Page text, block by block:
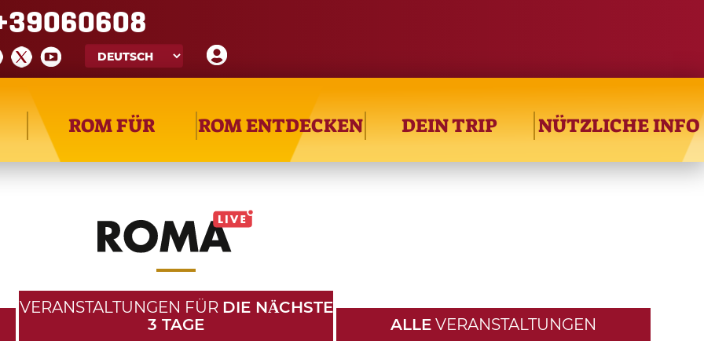
ROM FÜR ROM ENTDECKEN DEIN TRIP NÜTZLICHE INFO
VERANSTALTUNGEN FÜR DIE NӒCHSTE
3 TAGE
ALLE VERANSTALTUNGEN